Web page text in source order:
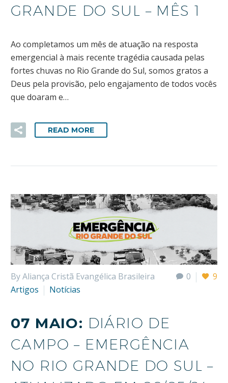
GRANDE DO SUL – MÊS 1
Ao completamos um mês de atuação na resposta
emergencial à mais recente tragédia causada pelas
fortes chuvas no Rio Grande do Sul, somos gratos a
Deus pela provisão, pelo engajamento de todos vocês
que doaram e…
READ MORE
0 9
By Aliança Cristã Evangélica Brasileira
Artigos
Notícias
07 MAIO: DIÁRIO DE
CAMPO – EMERGÊNCIA
NO RIO GRANDE DO SUL –